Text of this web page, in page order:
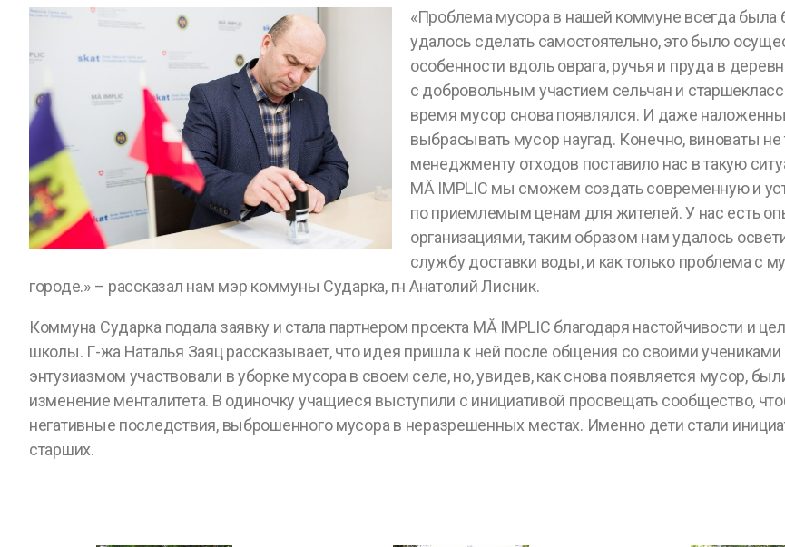
«Проблема мусора в нашей коммуне всегда была
удалось сделать самостоятельно, это было
особенности вдоль оврага, ручья и пруда в
с добровольным участием сельчан и
время мусор снова появлялся. И даже
выбрасывать мусор наугад. Конечно, виноваты
менеджменту отходов поставило нас в такую
MĂ IMPLIC мы сможем создать современную и
по приемлемым ценам для жителей. У нас есть
организациями, таким образом нам удалось
службу доставки воды, и как только проблема с
городе.» – рассказал нам мэр коммуны Сударка, гн Анатолий Лисник.
Коммуна Сударка подала заявку и стала партнером проекта MĂ IMPLIC благодаря настойчивости и
школы. Г-жа Наталья Заяц рассказывает, что идея пришла к ней после общения со своими
энтузиазмом участвовали в уборке мусора в своем селе, но, увидев, как снова появляется мусор,
изменение менталитета. В одиночку учащиеся выступили с инициативой просвещать сообщество,
негативные последствия, выброшенного мусора в неразрешенных местах. Именно дети стали
старших.